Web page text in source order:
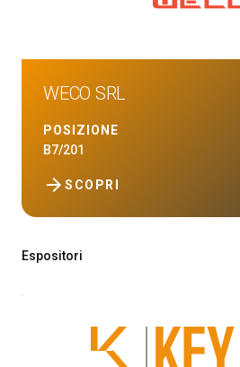
WECO SRL
POSIZIONE
B7/201
SCOPRI
arrow_forward
Espositori